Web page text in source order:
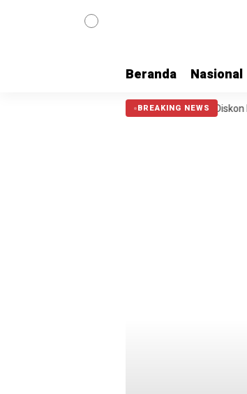
Beranda Nasional
BREAKING NEWS
Warga Kota Tangerang Bisa Nikmati Diskon Pajak